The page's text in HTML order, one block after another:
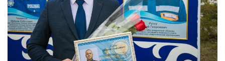
СПОРТ
Чек-лист